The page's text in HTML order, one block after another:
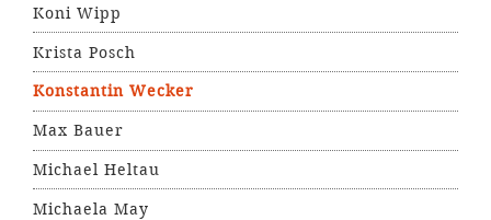
Koni Wipp
Krista Posch
Konstantin Wecker
Max Bauer
Michael Heltau
Michaela May